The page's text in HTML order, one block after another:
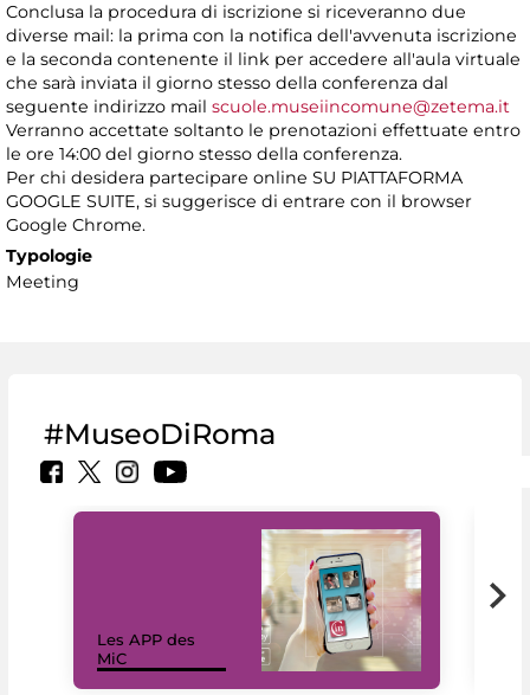
Conclusa la procedura di iscrizione si riceveranno due
diverse mail: la prima con la notifica dell'avvenuta iscrizione
e la seconda contenente il link per accedere all'aula virtuale
che sarà inviata il giorno stesso della conferenza dal
seguente indirizzo mail scuole.museiincomune@zetema.it
Verranno accettate soltanto le prenotazioni effettuate entro
le ore 14:00 del giorno stesso della conferenza.
Per chi desidera partecipare online SU PIATTAFORMA
GOOGLE SUITE, si suggerisce di entrare con il browser
Google Chrome.
Typologie
Meeting
#MuseoDiRoma
Les APP des
MiC